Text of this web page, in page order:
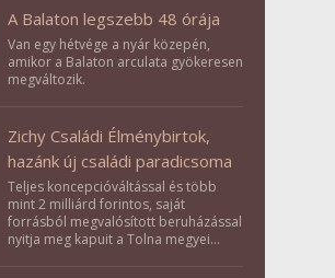
A Balaton legszebb 48 órája
Van egy hétvége a nyár közepén,
amikor a Balaton arculata gyökeresen
megváltozik.
Zichy Családi Élménybirtok,
hazánk új családi paradicsoma
Teljes koncepcióváltással és több
mint 2 milliárd forintos, saját
forrásból megvalósított beruházással
nyitja meg kapuit a Tolna megyei